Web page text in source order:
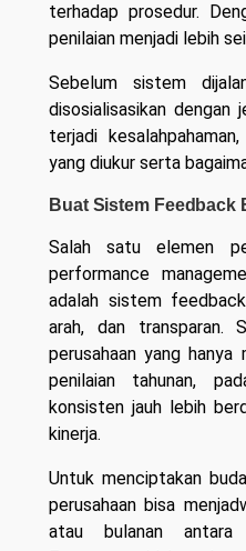
terhadap prosedur.
penilaian menjadi lebih
Sebelum sistem
disosialisasikan dengan
terjadi
yang diukur serta
Buat Sistem Feedback
Salah satu elemen
performance
adalah sistem
arah, dan transparan.
perusahaan yang hanya
penilaian tahunan,
konsisten jauh lebih
kinerja.
Untuk menciptakan
perusahaan bisa
atau bulanan antara